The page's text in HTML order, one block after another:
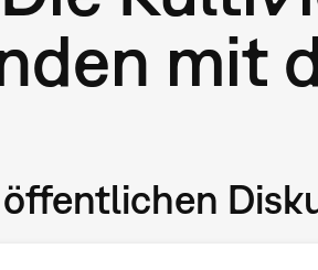
mit